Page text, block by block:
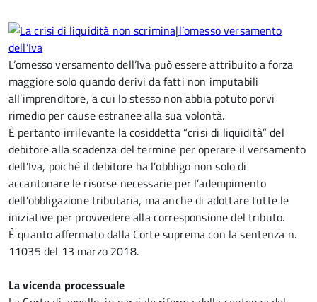
L’omesso versamento dell’Iva può essere attribuito a forza
maggiore solo quando derivi da fatti non imputabili
all’imprenditore, a cui lo stesso non abbia potuto porvi
rimedio per cause estranee alla sua volontà.
È pertanto irrilevante la cosiddetta “crisi di liquidità” del
debitore alla scadenza del termine per operare il versamento
dell’Iva, poiché il debitore ha l’obbligo non solo di
accantonare le risorse necessarie per l’adempimento
dell’obbligazione tributaria, ma anche di adottare tutte le
iniziative per provvedere alla corresponsione del tributo.
È quanto affermato dalla Corte suprema con la sentenza n.
11035 del 13 marzo 2018.
La vicenda processuale